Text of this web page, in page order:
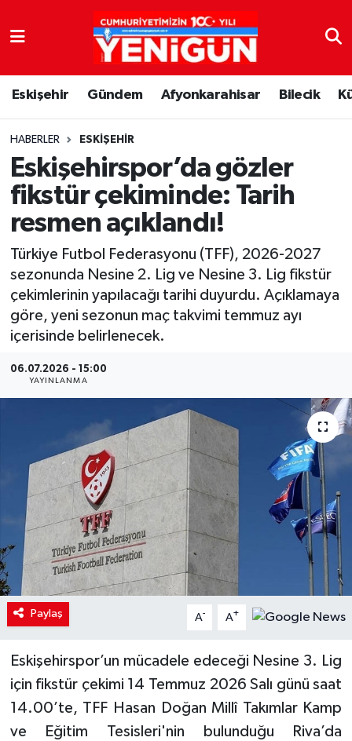
Eskişehir Gündem Afyonkarahisar Bilecik
HABERLER ESKIŞEHIR
Eskişehirspor’da gözler
fikstür çekiminde: Tarih
resmen açıklandı!
Türkiye Futbol Federasyonu (TFF), 2026-2027
sezonunda Nesine 2. Lig ve Nesine 3. Lig fikstür
çekimlerinin yapılacağı tarihi duyurdu. Açıklamaya
göre, yeni sezonun maç takvimi temmuz ayı
içerisinde belirlenecek.
06.07.2026 - 15:00
YAYINLANMA
Paylaş A- A+
Eskişehirspor’un mücadele edeceği Nesine 3. Lig
için fikstür çekimi 14 Temmuz 2026 Salı günü saat
14.00’te, TFF Hasan Doğan Millî Takımlar Kamp
ve Eğitim Tesisleri'nin bulunduğu Riva’da
Nöbetçi Eczaneler
Hava Durumu
Trafik Durumu
Süper Lig Puan Durumu ve Fikstür
Tüm Manşetler
Son Dakika Haberleri
Haber Arşivi